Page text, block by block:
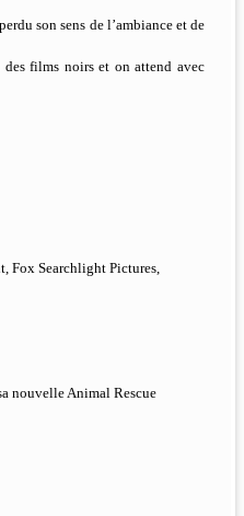
son sens de l’ambiance et de
films noirs et on attend avec
Fox Searchlight Pictures,
nouvelle Animal Rescue